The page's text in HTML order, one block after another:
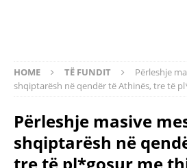
HOME TË FUNDIT
Përleshje
shqiptarësh në qendër të Athinës, tre të
Përleshje masive
shqiptarësh në